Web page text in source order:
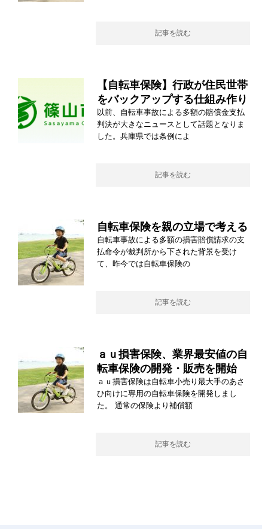
記事を読む
【自転車保険】行政が住民世帯
をバックアップする仕組み作り
以前、自転車事故による多額の賠償金支払
判決が大きなニュースとして話題となりま
した。兵庫県では条例によ
記事を読む
自転車保険を親の立場で考える
自転車事故による多額の損害賠償請求の支
払命令が裁判所から下された背景を受け
て、昨今では自転車保険の
記事を読む
ａｕ損害保険、業界最安値の自
転車保険の開発・販売を開始
ａｕ損害保険は自転車小売り最大手のあさ
ひ向けに専用の自転車保険を開発しまし
た。 通常の保険より補償額
記事を読む